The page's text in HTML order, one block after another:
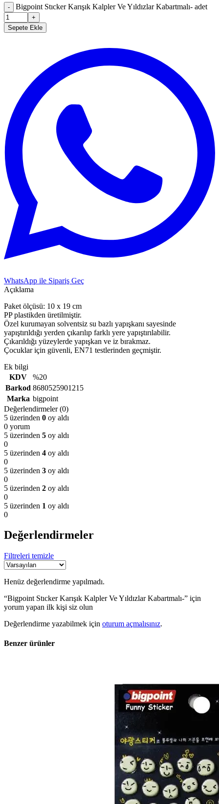
- Bigpoint Stıcker Karışık Kalpler Ve Yıldızlar Kabartmalı- adet
+
Sepete Ekle
WhatsApp ile Sipariş Geç
Açıklama
Paket ölçüsü: 10 x 19 cm
PP plastikden üretilmiştir.
Özel kurumayan solventsiz su bazlı yapışkanı sayesinde
yapıştırıldığı yerden çıkarılıp farklı yere yapıştırılabilir.
Çıkarıldığı yüzeylerde yapışkan ve iz bırakmaz.
Çocuklar için güvenli, EN71 testlerinden geçmiştir.
Ek bilgi
KDV
%20
Barkod 8680525901215
Marka bigpoint
Değerlendirmeler (0)
5 üzerinden 0 oy aldı
0 yorum
5 üzerinden 5 oy aldı
0
5 üzerinden 4 oy aldı
0
5 üzerinden 3 oy aldı
0
5 üzerinden 2 oy aldı
0
5 üzerinden 1 oy aldı
0
Değerlendirmeler
Filtreleri temizle
Henüz değerlendirme yapılmadı.
“Bigpoint Stıcker Karışık Kalpler Ve Yıldızlar Kabartmalı-” için
yorum yapan ilk kişi siz olun
Değerlendirme yazabilmek için oturum açmalısınız.
Benzer ürünler